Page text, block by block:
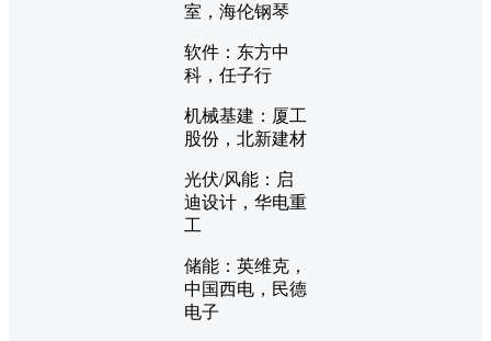
室，海伦钢琴
软件：东方中
科，任子行
机械基建：厦工
股份，北新建材
光伏/风能：启
迪设计，华电重
工
储能：英维克，
中国西电，民德
电子